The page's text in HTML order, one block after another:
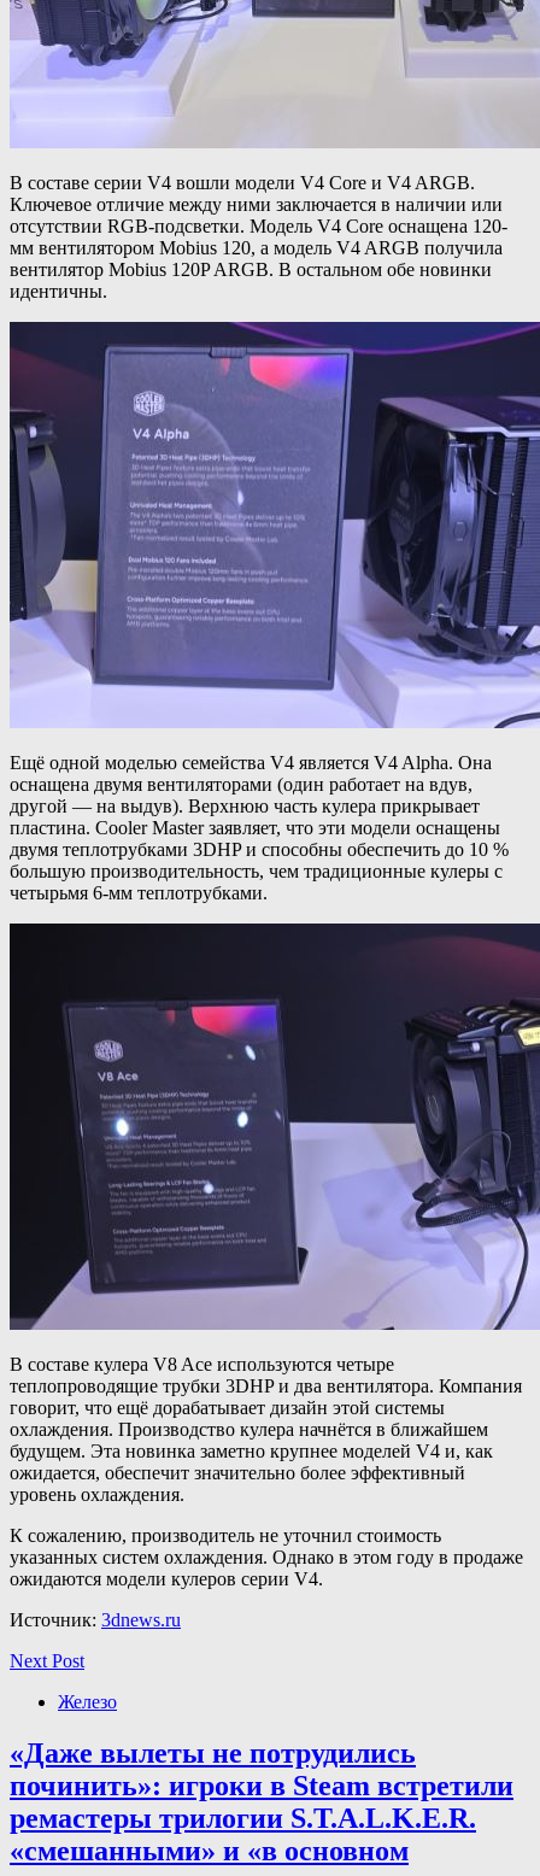
В составе серии V4 вошли модели V4 Core и V4 ARGB.
Ключевое отличие между ними заключается в наличии или
отсутствии RGB-подсветки. Модель V4 Core оснащена 120-
мм вентилятором Mobius 120, а модель V4 ARGB получила
вентилятор Mobius 120P ARGB. В остальном обе новинки
идентичны.
Ещё одной моделью семейства V4 является V4 Alpha. Она
оснащена двумя вентиляторами (один работает на вдув,
другой — на выдув). Верхнюю часть кулера прикрывает
пластина. Cooler Master заявляет, что эти модели оснащены
двумя теплотрубками 3DHP и способны обеспечить до 10 %
большую производительность, чем традиционные кулеры с
четырьмя 6-мм теплотрубками.
В составе кулера V8 Ace используются четыре
теплопроводящие трубки 3DHP и два вентилятора. Компания
говорит, что ещё дорабатывает дизайн этой системы
охлаждения. Производство кулера начнётся в ближайшем
будущем. Эта новинка заметно крупнее моделей V4 и, как
ожидается, обеспечит значительно более эффективный
уровень охлаждения.
К сожалению, производитель не уточнил стоимость
указанных систем охлаждения. Однако в этом году в продаже
ожидаются модели кулеров серии V4.
Источник: 3dnews.ru
Next Post
Железо
«Даже вылеты не потрудились
починить»: игроки в Steam встретили
ремастеры трилогии S.T.A.L.K.E.R.
«смешанными» и «в основном